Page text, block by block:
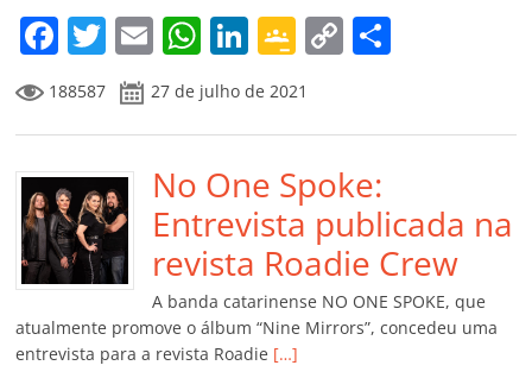
m
F
a
c
e
b
o
o
k
T
w
itt
er
E
m
ai
l
W
h
at
s
A
p
p
Li
n
k
e
dI
n
G
o
o
gl
e
Cl
a
ss
ro
C
y
Li
n
k
p
til
h
ar
188587 27 de julho de 2021
No One Spoke:
Entrevista publicada na
revista Roadie Crew
A banda catarinense NO ONE SPOKE, que
atualmente promove o álbum “Nine Mirrors”, concedeu uma
entrevista para a revista Roadie […]